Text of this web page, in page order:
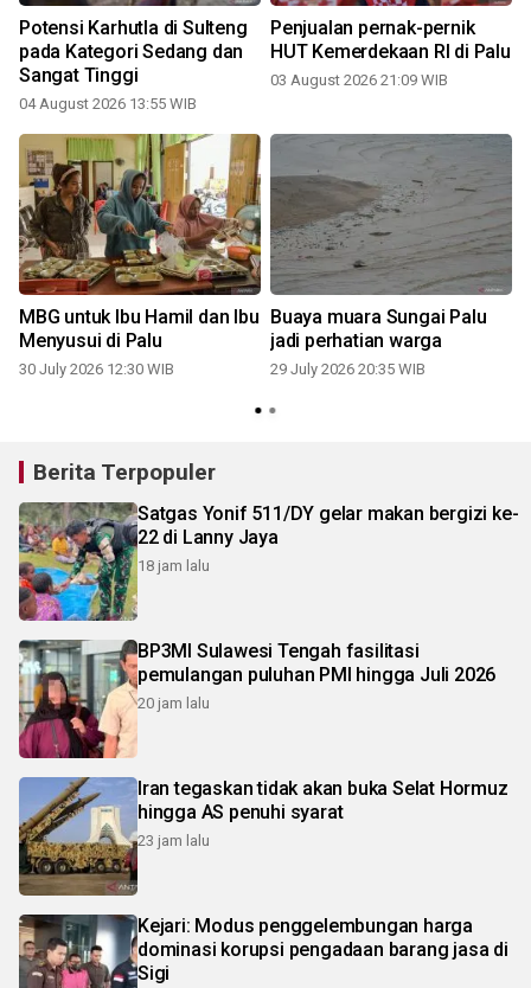
Potensi Karhutla di Sulteng
pada Kategori Sedang dan
Sangat Tinggi
04 August 2026 13:55 WIB
Penjualan pernak-pernik
HUT Kemerdekaan RI di Palu
03 August 2026 21:09 WIB
MBG untuk Ibu Hamil dan Ibu
Menyusui di Palu
30 July 2026 12:30 WIB
Buaya muara Sungai Palu
jadi perhatian warga
29 July 2026 20:35 WIB
Berita Terpopuler
Satgas Yonif 511/DY gelar makan bergizi ke-
22 di Lanny Jaya
18 jam lalu
BP3MI Sulawesi Tengah fasilitasi
pemulangan puluhan PMI hingga Juli 2026
20 jam lalu
Iran tegaskan tidak akan buka Selat Hormuz
hingga AS penuhi syarat
23 jam lalu
Kejari: Modus penggelembungan harga
dominasi korupsi pengadaan barang jasa di
Sigi